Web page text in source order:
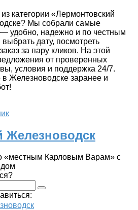
категории «Лермонтовский
Мы собрали самые
удобно, надежно и по честным
дату, посмотреть
за пару кликов. На этой
от проверенных
условия и поддержка 24/7.
в Железноводске заранее и
Железноводск
«местным Карловым Варам» с